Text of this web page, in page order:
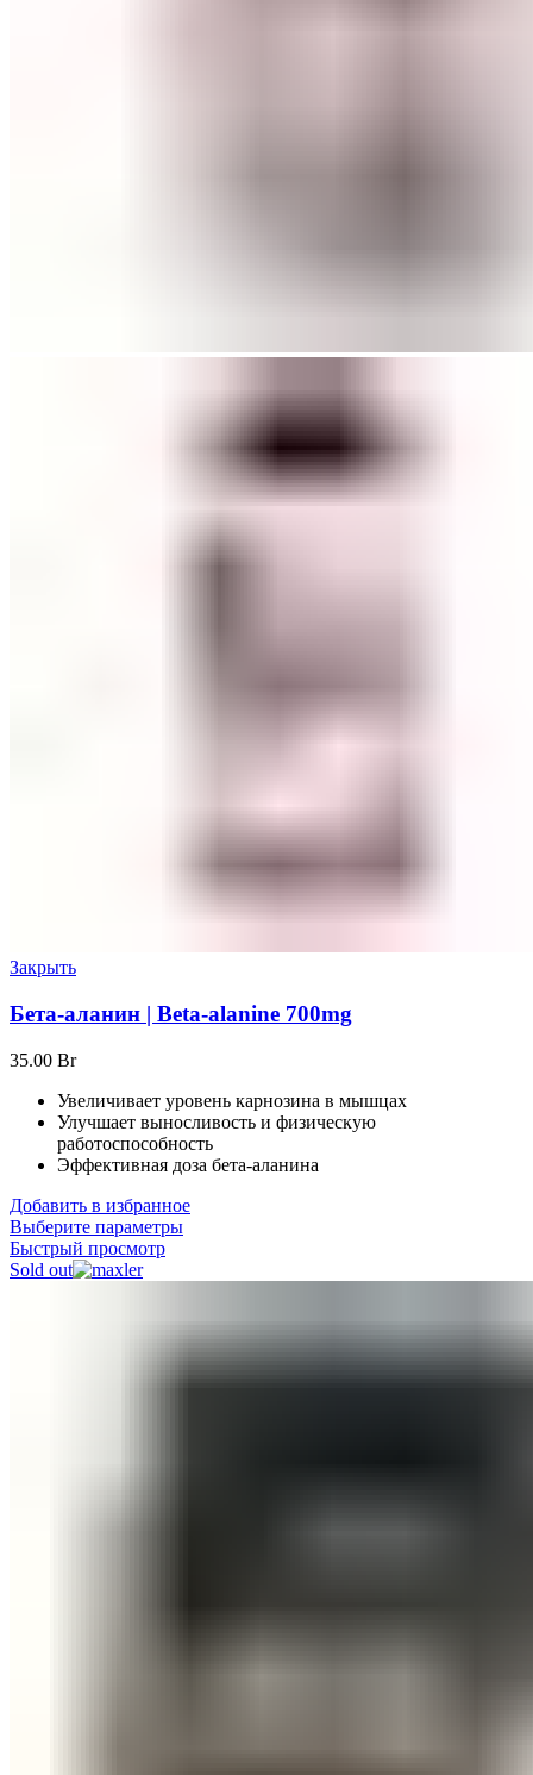
Закрыть
Бета-аланин | Beta-alanine 700mg
35.00 Br
Увеличивает уровень карнозина в мышцах
Улучшает выносливость и физическую
работоспособность
Эффективная доза бета-аланина
Добавить в избранное
Выберите параметры
Быстрый просмотр
Sold out